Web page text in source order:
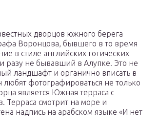
дворцов южного берега
Воронцова, бывшего в то время
в стиле английских готических
разу не бывавший в Алупке. Это не
ландшафт и органично вписать в
фотографироваться не только
является Южная терраса с
Терраса смотрит на море и
надпись на арабском языке «И нет